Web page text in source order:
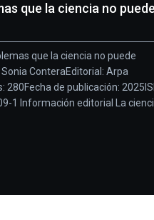
que la ciencia no puede
que la ciencia no puede
ConteraEditorial: Arpa
280Fecha de publicación:
1 Información editorial La